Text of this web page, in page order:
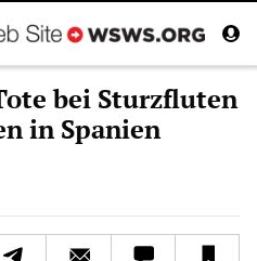
bei Sturzfluten
in Spanien